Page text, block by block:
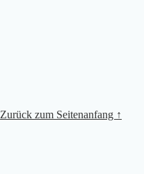
Zurück zum Seitenanfang ↑